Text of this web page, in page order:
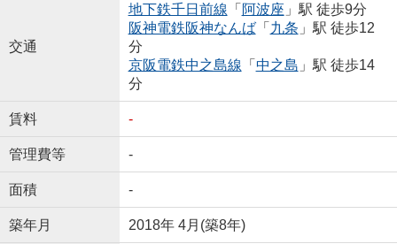
交通
地下鉄千日前線 「 阿波座 」駅 徒歩9分
阪神電鉄阪神なんば「 九条 」駅 徒歩12
分
京阪電鉄中之島線 「 中之島 」駅 徒歩14
分
賃料 -
管理費等 -
面積 -
築年月 2018年 4月(築8年)